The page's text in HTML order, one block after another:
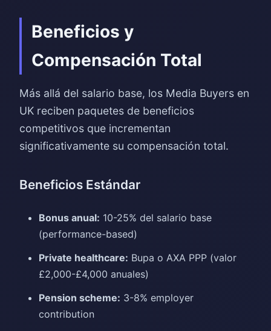
Beneficios y
Compensación Total
Más allá del salario base, los Media Buyers en
UK reciben paquetes de beneficios
competitivos que incrementan
significativamente su compensación total.
Beneficios Estándar
Bonus anual: 10-25% del salario base
(performance-based)
Private healthcare: Bupa o AXA PPP (valor
£2,000-£4,000 anuales)
Pension scheme: 3-8% employer
contribution